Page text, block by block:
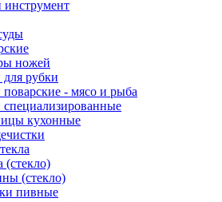
ножей
рубки
- мясо и рыба
кухонные
(стекло)
(стекло)
пивные